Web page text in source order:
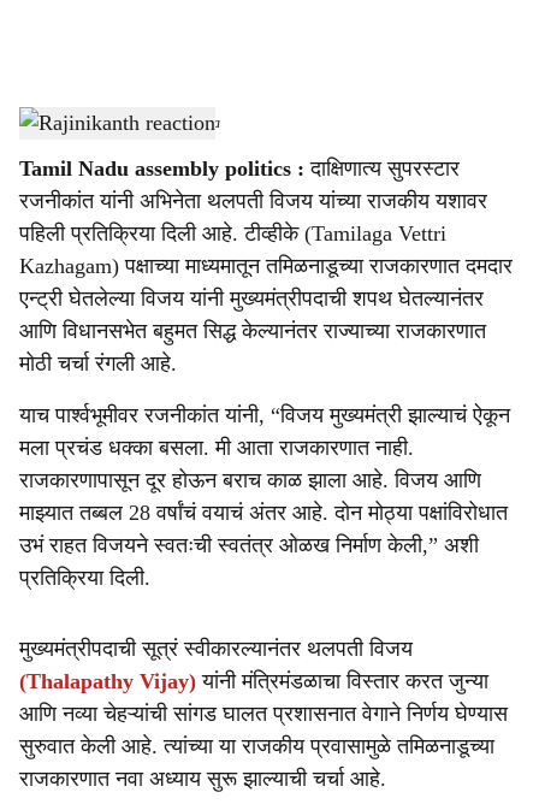
a
r
e
Rajinikanth reaction -Sarkarnama
Tamil Nadu assembly politics : दाक्षिणात्य सुपरस्टार
रजनीकांत यांनी अभिनेता थलपती विजय यांच्या राजकीय यशावर
पहिली प्रतिक्रिया दिली आहे. टीव्हीके (Tamilaga Vettri
Kazhagam) पक्षाच्या माध्यमातून तमिळनाडूच्या राजकारणात दमदार
एन्ट्री घेतलेल्या विजय यांनी मुख्यमंत्रीपदाची शपथ घेतल्यानंतर
आणि विधानसभेत बहुमत सिद्ध केल्यानंतर राज्याच्या राजकारणात
मोठी चर्चा रंगली आहे.
याच पार्श्वभूमीवर रजनीकांत यांनी, “विजय मुख्यमंत्री झाल्याचं ऐकून
मला प्रचंड धक्का बसला. मी आता राजकारणात नाही.
राजकारणापासून दूर होऊन बराच काळ झाला आहे. विजय आणि
माझ्यात तब्बल 28 वर्षांचं वयाचं अंतर आहे. दोन मोठ्या पक्षांविरोधात
उभं राहत विजयने स्वतःची स्वतंत्र ओळख निर्माण केली,” अशी
प्रतिक्रिया दिली.
मुख्यमंत्रीपदाची सूत्रं स्वीकारल्यानंतर थलपती विजय
(Thalapathy Vijay) यांनी मंत्रिमंडळाचा विस्तार करत जुन्या
आणि नव्या चेहऱ्यांची सांगड घालत प्रशासनात वेगाने निर्णय घेण्यास
सुरुवात केली आहे. त्यांच्या या राजकीय प्रवासामुळे तमिळनाडूच्या
राजकारणात नवा अध्याय सुरू झाल्याची चर्चा आहे.